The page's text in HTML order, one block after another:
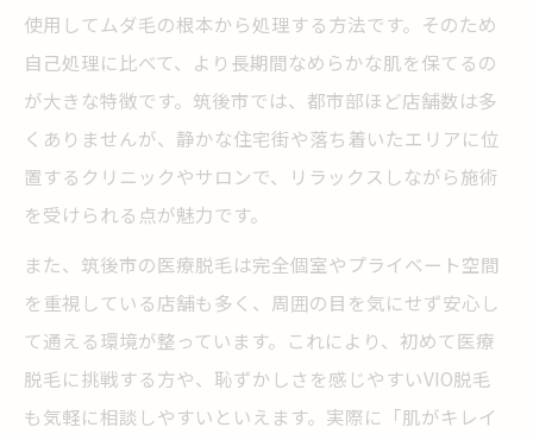
ワキやVIO部位別の施術回数と脱毛効果
脱毛 八女エリアの効果的な通い方を紹介
毛周期に合わせた脱毛回数プランの考え方
VIO脱毛の恥ずかしさを乗り越える方法
VIO脱毛で恥ずかしさを感じる理由と対策
脱毛時の濡れや緊張は自然な生理現象です
安心できる脱毛サロン選びのコツとは
筑後市で個室完備のVIO脱毛サロンの特徴
スタッフの対応で不安を軽減できる理由
使用してムダ毛の根本から処理する方法です。そのため
自己処理に比べて、より長期間なめらかな肌を保てるの
が大きな特徴です。筑後市では、都市部ほど店舗数は多
くありませんが、静かな住宅街や落ち着いたエリアに位
置するクリニックやサロンで、リラックスしながら施術
を受けられる点が魅力です。
また、筑後市の医療脱毛は完全個室やプライベート空間
を重視している店舗も多く、周囲の目を気にせず安心し
て通える環境が整っています。これにより、初めて医療
脱毛に挑戦する方や、恥ずかしさを感じやすいVIO脱毛
も気軽に相談しやすいといえます。実際に「肌がキレイ